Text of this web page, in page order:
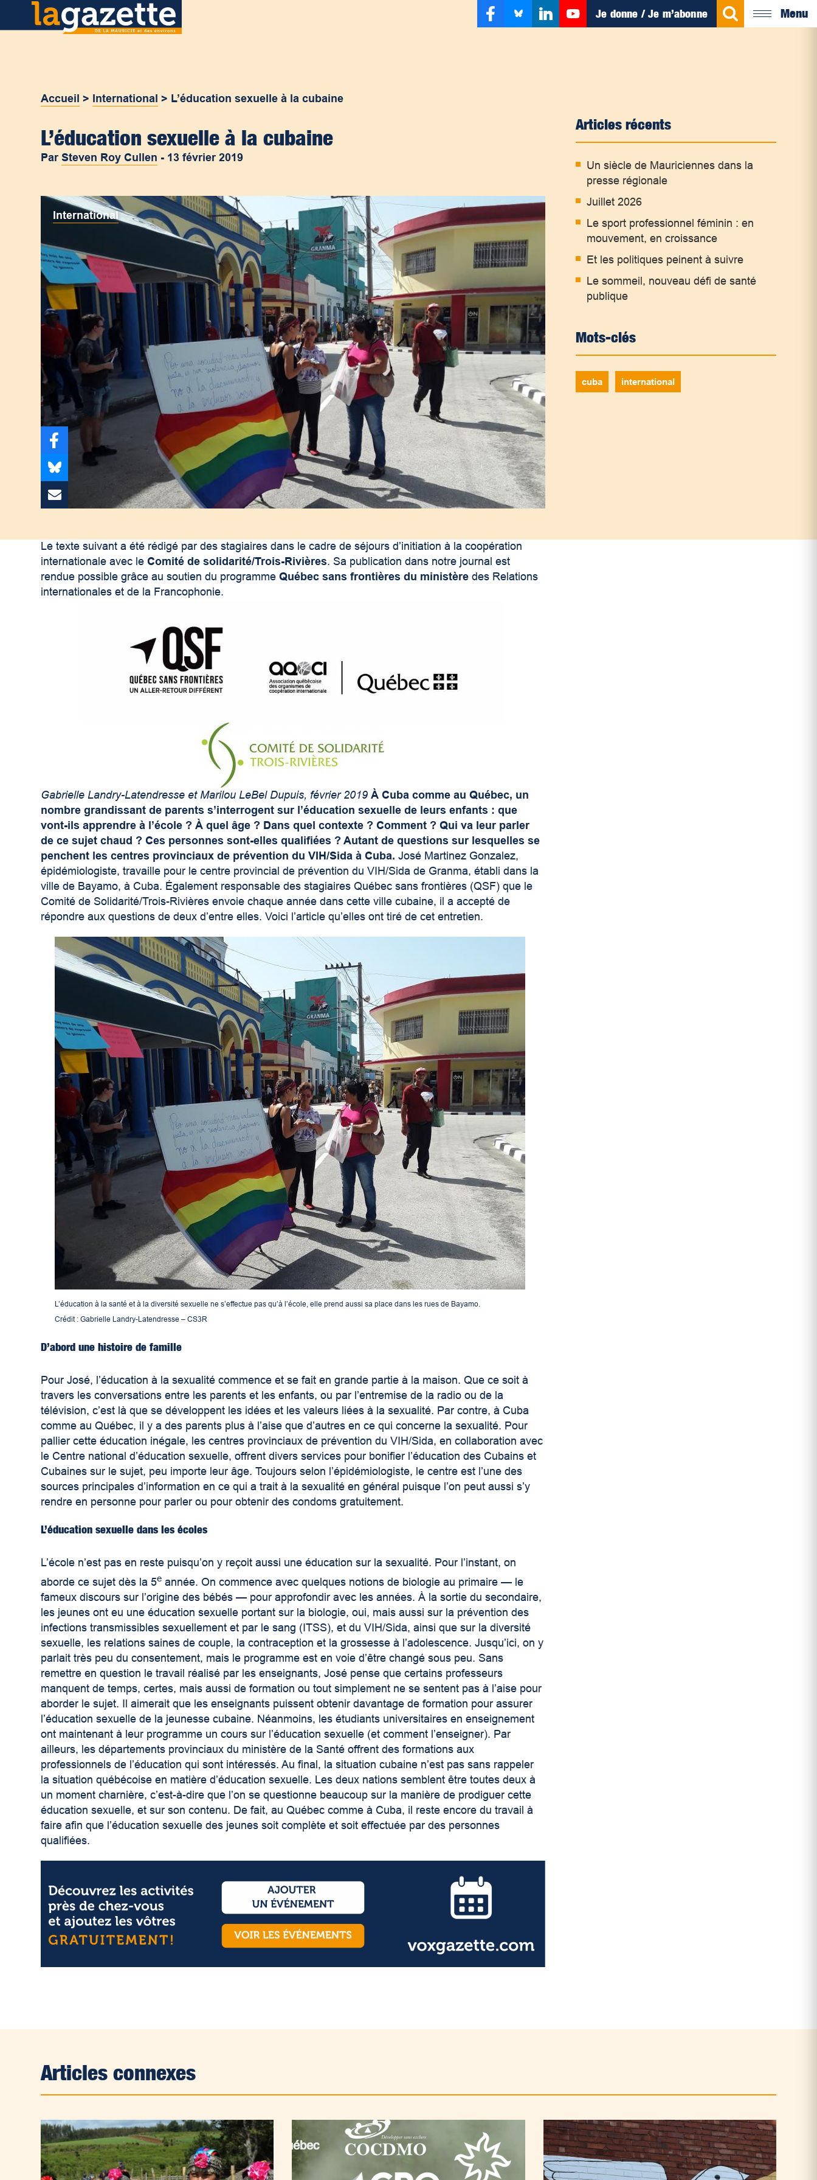
Je donne / Je m’abonne Menu
Accueil > International > L’éducation sexuelle à la cubaine
L’éducation sexuelle à la cubaine
ParSteven Roy Cullen - 13 février 2019
International
Le texte suivant a été rédigé par des stagiaires dans le cadre de séjours d’initiation à la coopération
internationale avec leComité de solidarité/Trois-Rivières. Sa publication dans notre journal est
rendue possible grâce au soutien du programmeQuébec sans frontières du ministère des Relations
internationales et de la Francophonie.
Gabrielle Landry-Latendresse et Marilou LeBel Dupuis, février 2019 À Cuba comme au Québec, un
nombre grandissant de parents s’interrogent sur l’éducation sexuelle de leurs enfants : que
vont-ils apprendre à l’école ? À quel âge ? Dans quel contexte ? Comment ? Qui va leur parler
de ce sujet chaud ? Ces personnes sont-elles qualifiées ? Autant de questions sur lesquelles se
penchent les centres provinciaux de prévention du VIH/Sida à Cuba. José Martinez Gonzalez,
épidémiologiste, travaille pour le centre provincial de prévention du VIH/Sida de Granma, établi dans la
ville de Bayamo, à Cuba. Également responsable des stagiaires Québec sans frontières (QSF) que le
Comité de Solidarité/Trois-Rivières envoie chaque année dans cette ville cubaine, il a accepté de
répondre aux questions de deux d’entre elles. Voici l’article qu’elles ont tiré de cet entretien.
L’éducation à la santé et à la diversité sexuelle ne s’effectue pas qu’à l’école, elle prend aussi sa place dans les rues de Bayamo.
Crédit : Gabrielle Landry-Latendresse – CS3R
D’abord une histoire de famille
Pour José, l’éducation à la sexualité commence et se fait en grande partie à la maison. Que ce soit à
travers les conversations entre les parents et les enfants, ou par l’entremise de la radio ou de la
télévision, c’est là que se développent les idées et les valeurs liées à la sexualité. Par contre, à Cuba
comme au Québec, il y a des parents plus à l’aise que d’autres en ce qui concerne la sexualité. Pour
pallier cette éducation inégale, les centres provinciaux de prévention du VIH/Sida, en collaboration avec
le Centre national d’éducation sexuelle, offrent divers services pour bonifier l’éducation des Cubains et
Cubaines sur le sujet, peu importe leur âge. Toujours selon l’épidémiologiste, le centre est l’une des
sources principales d’information en ce qui a trait à la sexualité en général puisque l’on peut aussi s’y
rendre en personne pour parler ou pour obtenir des condoms gratuitement.
L’éducation sexuelle dans les écoles
L’école n’est pas en reste puisqu’on y reçoit aussi une éducation sur la sexualité. Pour l’instant, on
aborde ce sujet dès la 5e année. On commence avec quelques notions de biologie au primaire — le
fameux discours sur l’origine des bébés — pour approfondir avec les années. À la sortie du secondaire,
les jeunes ont eu une éducation sexuelle portant sur la biologie, oui, mais aussi sur la prévention des
infections transmissibles sexuellement et par le sang (ITSS), et du VIH/Sida, ainsi que sur la diversité
sexuelle, les relations saines de couple, la contraception et la grossesse à l’adolescence. Jusqu’ici, on y
parlait très peu du consentement, mais le programme est en voie d’être changé sous peu. Sans
remettre en question le travail réalisé par les enseignants, José pense que certains professeurs
manquent de temps, certes, mais aussi de formation ou tout simplement ne se sentent pas à l’aise pour
aborder le sujet. Il aimerait que les enseignants puissent obtenir davantage de formation pour assurer
l’éducation sexuelle de la jeunesse cubaine. Néanmoins, les étudiants universitaires en enseignement
ont maintenant à leur programme un cours sur l’éducation sexuelle (et comment l’enseigner). Par
ailleurs, les départements provinciaux du ministère de la Santé offrent des formations aux
professionnels de l’éducation qui sont intéressés. Au final, la situation cubaine n’est pas sans rappeler
la situation québécoise en matière d’éducation sexuelle. Les deux nations semblent être toutes deux à
un moment charnière, c’est-à-dire que l’on se questionne beaucoup sur la manière de prodiguer cette
éducation sexuelle, et sur son contenu. De fait, au Québec comme à Cuba, il reste encore du travail à
faire afin que l’éducation sexuelle des jeunes soit complète et soit effectuée par des personnes
qualifiées.
Articles récents
Un siècle de Mauriciennes dans la
presse régionale
Juillet 2026
Le sport professionnel féminin : en
mouvement, en croissance
Et les politiques peinent à suivre
Le sommeil, nouveau défi de santé
publique
Mots-clés
cuba international
Articles connexes